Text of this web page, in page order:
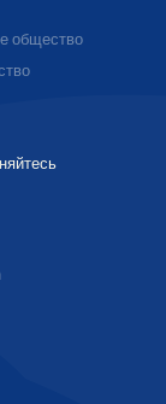
общество